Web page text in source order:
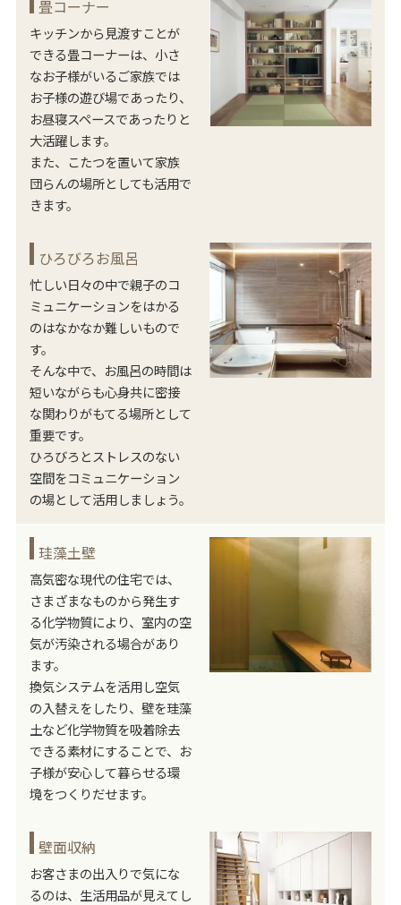
畳コーナー
キッチンから見渡すことが
できる畳コーナーは、小さ
なお子様がいるご家族では
お子様の遊び場であったり、
お昼寝スペースであったりと
大活躍します。
また、こたつを置いて家族
団らんの場所としても活用で
きます。
ひろびろお風呂
忙しい日々の中で親子のコ
ミュニケーションをはかる
のはなかなか難しいもので
す。
そんな中で、お風呂の時間は
短いながらも心身共に密接
な関わりがもてる場所として
重要です。
ひろびろとストレスのない
空間をコミュニケーション
の場として活用しましょう。
珪藻土壁
高気密な現代の住宅では、
さまざまなものから発生す
る化学物質により、室内の空
気が汚染される場合があり
ます。
換気システムを活用し空気
の入替えをしたり、壁を珪藻
土など化学物質を吸着除去
できる素材にすることで、お
子様が安心して暮らせる環
境をつくりだせます。
壁面収納
お客さまの出入りで気にな
るのは、生活用品が見えてし